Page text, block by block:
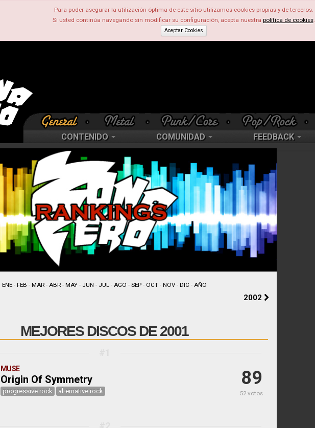
Para poder asegurar la utilización óptima de este sitio utilizamos cookies propias y de terceros.
Si usted continúa navegando sin modificar su configuración, acepta nuestra política de cookies.
Aceptar Cookies
CONTENIDO COMUNIDAD FEEDBACK
2002
ENE -FEB -MAR - ABR -MAY - JUN - JUL - AGO -SEP - OCT -NOV -DIC - AÑO
MEJORES DISCOS DE 2001
89
52 votos
MUSE
Origin Of Symmetry
progressive rock alternative rock